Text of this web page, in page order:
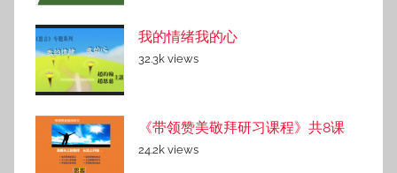
我的情绪我的心
32.3k views
《带领赞美敬拜研习课程》共8课
24.2k views